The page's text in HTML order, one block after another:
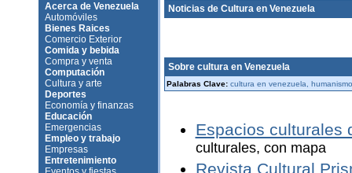
Acerca de Venezuela
Automóviles
Bienes Raices
Comercio Exterior
Comida y bebida
Compra y venta
Computación
Cultura y arte
Deportes
Economía y finanzas
Educación
Emergencias
Empleo y trabajo
Empresas
Entretenimiento
Noticias de Cultura en Venezuela
Sobre cultura en Venezuela
Palabras Clave: cultura en venezuela,
Espacios culturales
culturales, con mapa
Revista Cultural